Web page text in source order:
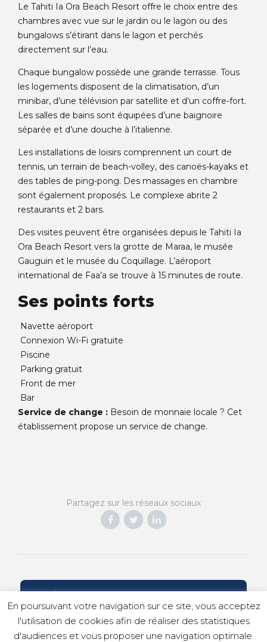
Le Tahiti Ia Ora Beach Resort offre le choix entre des
chambres avec vue sur le jardin ou le lagon ou des
bungalows s’étirant dans le lagon et perchés
directement sur l’eau.
Chaque bungalow possède une grande terrasse. Tous
les logements disposent de la climatisation, d’un
minibar, d’une télévision par satellite et d’un coffre-fort.
Les salles de bains sont équipées d’une baignoire
séparée et d’une douche à l’italienne.
Les installations de loisirs comprennent un court de
tennis, un terrain de beach-volley, des canoës-kayaks et
des tables de ping-pong. Des massages en chambre
sont également proposés. Le complexe abrite 2
restaurants et 2 bars.
Des visites peuvent être organisées depuis le Tahiti Ia
Ora Beach Resort vers la grotte de Maraa, le musée
Gauguin et le musée du Coquillage. L’aéroport
international de Faa’a se trouve à 15 minutes de route.
Ses points forts
Navette aéroport
Connexion Wi-Fi gratuite
Piscine
Parking gratuit
Front de mer
Bar
Service de change : Besoin de monnaie locale ? Cet
établissement propose un service de change.
Partagez sur les réseaux sociaux
En poursuivant votre navigation sur ce site, vous acceptez
l'utilisation de cookies afin de réaliser des statistiques
d'audiences et vous proposer une navigation optimale.